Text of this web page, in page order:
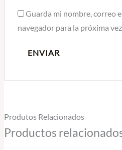
Guarda mi nombre, correo
navegador para la próxima
Produtos Relacionados
Productos